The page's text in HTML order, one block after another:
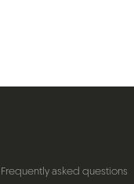
Frequently asked questions